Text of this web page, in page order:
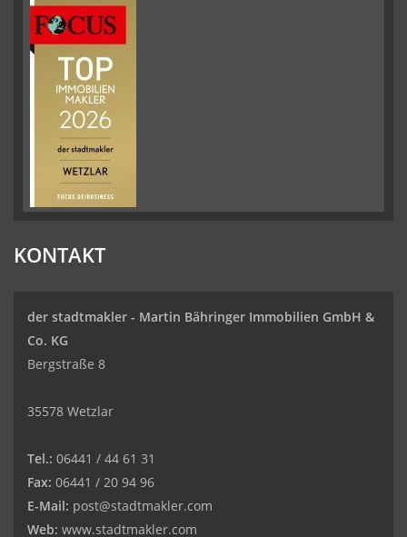
KONTAKT
der stadtmakler - Martin Bähringer Immobilien GmbH &
Co. KG
Bergstraße 8
35578 Wetzlar
Tel.: 06441 / 44 61 31
Fax: 06441 / 20 94 96
E-Mail: post@stadtmakler.com
Web: www.stadtmakler.com